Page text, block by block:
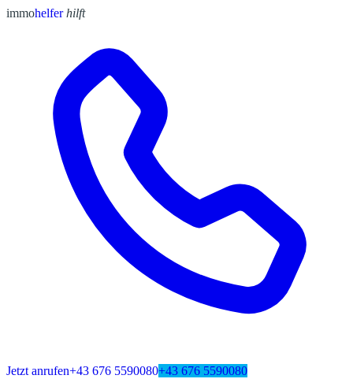
immohelfer hilft
Jetzt anrufen+43 676 5590080+43 676 5590080